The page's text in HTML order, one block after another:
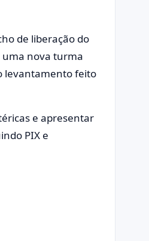
de liberação do
uma nova turma
levantamento feito
e apresentar
PIX e